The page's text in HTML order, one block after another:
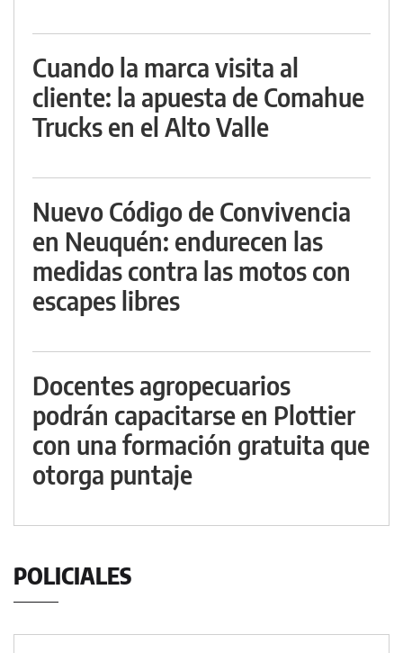
Cuando la marca visita al
cliente: la apuesta de Comahue
Trucks en el Alto Valle
Nuevo Código de Convivencia
en Neuquén: endurecen las
medidas contra las motos con
escapes libres
Docentes agropecuarios
podrán capacitarse en Plottier
con una formación gratuita que
otorga puntaje
POLICIALES